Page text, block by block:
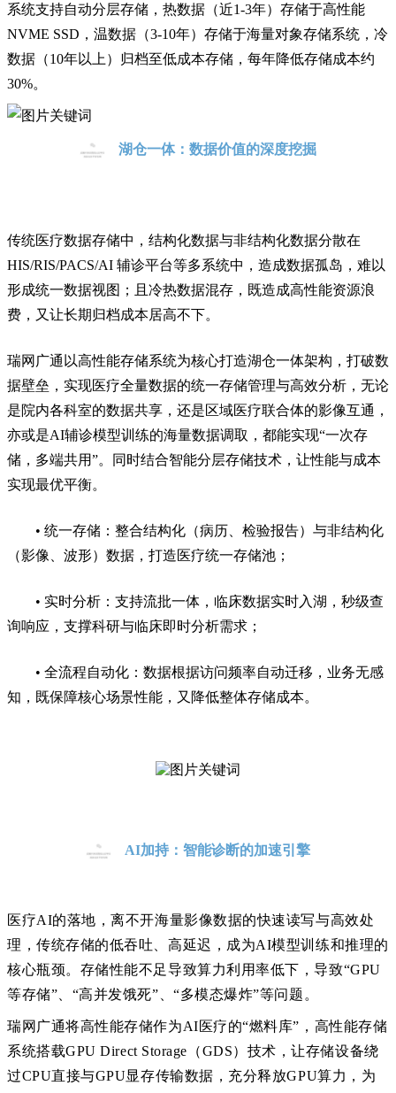
系统支持自动分层存储，热数据（近1-3年）存储于高性能
NVME SSD，温数据（3-10年）存储于海量对象存储系统，冷
数据（10年以上）归档至低成本存储，每年降低存储成本约
30%。
湖仓一体：数据价值的深度挖掘
传统医疗数据存储中，结构化数据与非结构化数据分散在
HIS/RIS/PACS/AI 辅诊平台等多系统中 ， 造成数据孤岛， 难以
形成统一数据视图；且冷热数据混存，既造成高性能资源浪
费，又让长期归档成本居高不下。
瑞网广通以高性能存储系统为核心打造湖仓一体架构，打破数
据壁垒，实现医疗全量数据的统一存储管理与高效分析， 无论
是院内各科室的数据共享，还是区域医疗联合体的影像互通，
亦或是AI辅诊模型训练的海量数据调取，都能实现“一次存
储，多端共用”。
同时结合智能分层存储技术，让性能与成本
实现最优平衡。
• 统一存储：整合结构化（病历、检验报告）与非结构化
（影像、波形）数据，打造医疗统一存储池；
• 实时分析：支持流批一体，临床数据实时入湖，秒级查
询响应，支撑科研与临床即时分析需求；
• 全流程自动化：数据根据访问频率自动迁移，业务无感
知，既保障核心场景性能，又降低整体存储成本。
AI加持：智能诊断的加速引擎
医疗AI的落地，离不开海量影像数据的快速读写与高效处
理，传统存储的低吞吐、高延迟，成为AI模型训练和推理的
核心瓶颈。 存储性能不足导致算力利用率低下，导致“GPU
等存储”、“高并发饿死”、“多模态爆炸”等问题。
瑞网广通将高性能存储作为AI医疗的“燃料库”， 高性能存储
系统搭载GPU Direct Storage（GDS）技术，让存储设备绕
过CPU直接与GPU显存传输数据，充分释放GPU算力 ， 为